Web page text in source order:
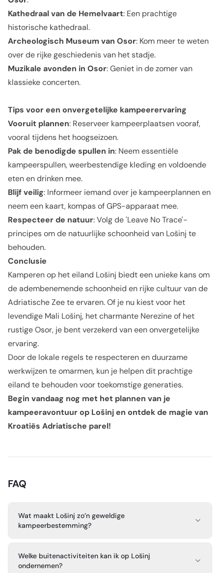
Kathedraal van de Hemelvaart: Een prachtige
historische kathedraal.
Archeologisch Museum van Osor: Kom meer te weten
over de rijke geschiedenis van het stadje.
Muzikale avonden in Osor: Geniet in de zomer van
klassieke concerten.
Tips voor een onvergetelijke kampeerervaring
Vooruit plannen: Reserveer kampeerplaatsen vooraf,
vooral tijdens het hoogseizoen.
Pak de benodigde spullen in: Neem essentiële
kampeerspullen, weerbestendige kleding en voldoende
eten en drinken mee.
Blijf veilig: Informeer iemand over je kampeerplannen en
neem een kaart, kompas of GPS-apparaat mee.
Respecteer de natuur: Volg de 'Leave No Trace'-
principes om de natuurlijke schoonheid van Lošinj te
behouden.
Conclusie
Kamperen op het eiland Lošinj biedt een unieke kans om
de adembenemende schoonheid en rijke cultuur van de
Adriatische Zee te ervaren. Of je nu kiest voor het
levendige Mali Lošinj, het charmante Nerezine of het
rustige Osor, je bent verzekerd van een onvergetelijke
ervaring.
Door de lokale regels te respecteren en duurzame
werkwijzen te omarmen, kun je helpen dit prachtige
eiland te behouden voor toekomstige generaties.
Begin vandaag nog met het plannen van je
kampeeravontuur op Lošinj en ontdek de magie van
Kroatiës Adriatische parel!
FAQ
Wat maakt Lošinj zo’n geweldige
kampeerbestemming?
Welke buitenactiviteiten kan ik op Lošinj
ondernemen?